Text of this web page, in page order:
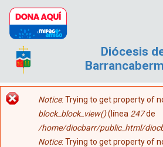
Pasar al contenido principal
Diócesis
Mensaje de
Notice: Trying to get property of
block_block_view()(línea 247de
/home/diocbarr/public_html/
Notice: Trying to get property of